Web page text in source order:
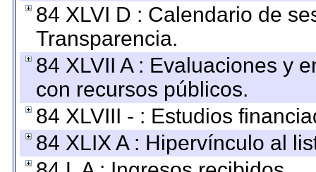
84 XLVI D : Calendario de
Transparencia.
84 XLVII A : Evaluaciones y
con recursos públicos.
84 XLVIII - : Estudios
84 XLIX A : Hipervínculo al